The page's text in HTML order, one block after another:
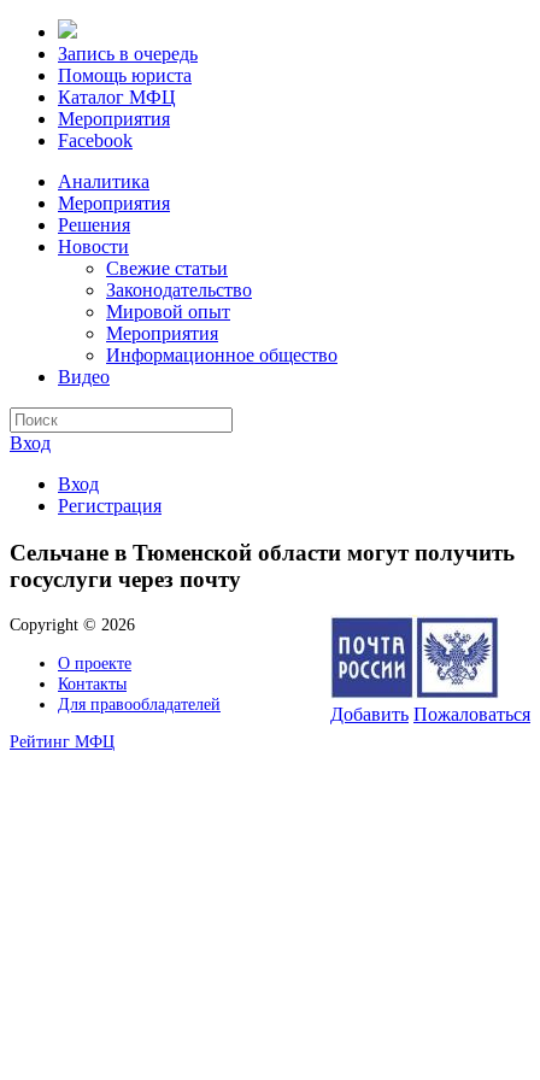
Запись в очередь
Помощь юриста
Каталог МФЦ
Мероприятия
Facebook
Аналитика
Мероприятия
Решения
Новости
Свежие статьи
Законодательство
Мировой опыт
Мероприятия
Информационное общество
Видео
Вход
Вход
Регистрация
Сельчане в Тюменской области могут получить
госуслуги через почту
Добавить Пожаловаться
Copyright © 2026
О проекте
Контакты
Для правообладателей
Рейтинг МФЦ